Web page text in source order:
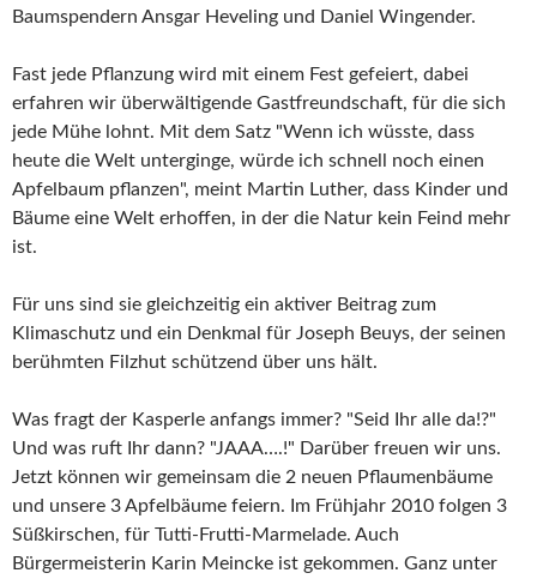
Baumspendern Ansgar Heveling und Daniel Wingender.
Fast jede Pflanzung wird mit einem Fest gefeiert, dabei
erfahren wir überwältigende Gastfreundschaft, für die sich
jede Mühe lohnt. Mit dem Satz "Wenn ich wüsste, dass
heute die Welt unterginge, würde ich schnell noch einen
Apfelbaum pflanzen", meint Martin Luther, dass Kinder und
Bäume eine Welt erhoffen, in der die Natur kein Feind mehr
ist.
Für uns sind sie gleichzeitig ein aktiver Beitrag zum
Klimaschutz und ein Denkmal für Joseph Beuys, der seinen
berühmten Filzhut schützend über uns hält.
Was fragt der Kasperle anfangs immer? "Seid Ihr alle da!?"
Und was ruft Ihr dann? "JAAA….!" Darüber freuen wir uns.
Jetzt können wir gemeinsam die 2 neuen Pflaumenbäume
und unsere 3 Apfelbäume feiern. Im Frühjahr 2010 folgen 3
Süßkirschen, für Tutti-Frutti-Marmelade. Auch
Bürgermeisterin Karin Meincke ist gekommen. Ganz unter